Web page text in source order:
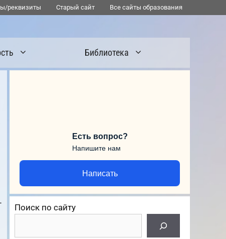
реквизиты Старый сайт Все сайты образования
Библиотека
Есть вопрос?
Напишите нам
Написать
Поиск по сайту